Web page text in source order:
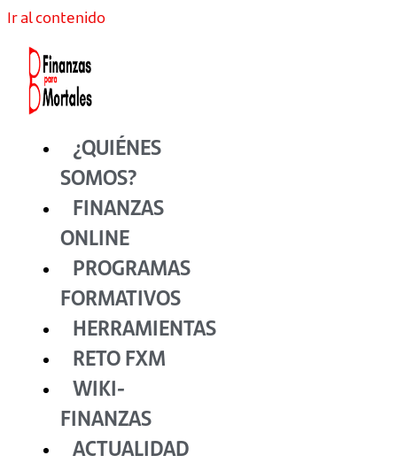
Ir al contenido
¿QUIÉNES
SOMOS?
FINANZAS
ONLINE
PROGRAMAS
FORMATIVOS
HERRAMIENTAS
RETO FXM
WIKI-
FINANZAS
ACTUALIDAD